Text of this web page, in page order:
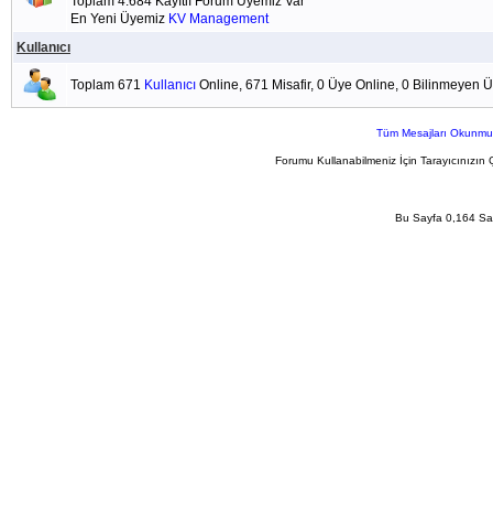
En Yeni Üyemiz KV Management
Kullanıcı
Toplam 671 Kullanıcı Online, 671 Misafir, 0 Üye Online, 0 Bilinmeyen
Tüm Mesajları
Forumu Kullanabilmeniz İçin
Bu Sayfa 0,164